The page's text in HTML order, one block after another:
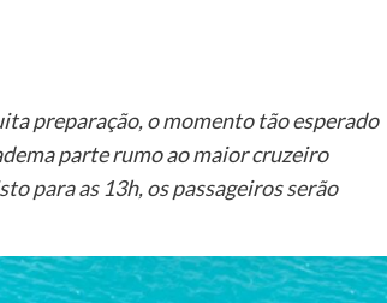
preparação, o momento tão esperado
parte rumo ao maior cruzeiro
para as 13h, os passageiros serão